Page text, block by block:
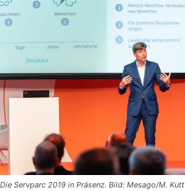
Die Servparc 2019 in Präsenz. Bild: Mesago/M. Kutt